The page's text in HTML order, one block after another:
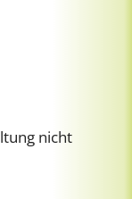
nicht